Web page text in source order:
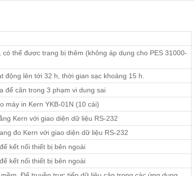
có thể được trang bị thêm (không áp dụng cho PES 31000-
động lên tới 32 h, thời gian sạc khoảng 15 h.
để cân trong 3 phạm vi dung sai
máy in Kern YKB-01N (10 cái)
Kern với giao diện dữ liệu RS-232
đo Kern với giao diện dữ liệu RS-232
kết nối thiết bị bên ngoài
kết nối thiết bị bên ngoài